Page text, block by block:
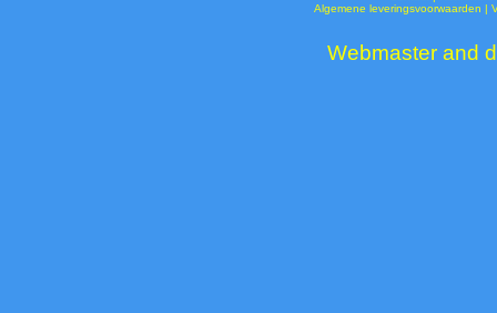
Algemene leveringsvoorwaarden |
Webmaster and